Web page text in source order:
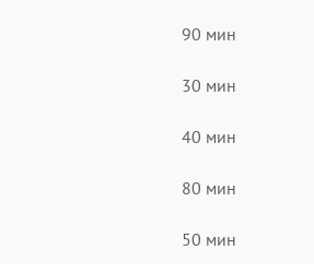
90 мин
30 мин
40 мин
80 мин
50 мин